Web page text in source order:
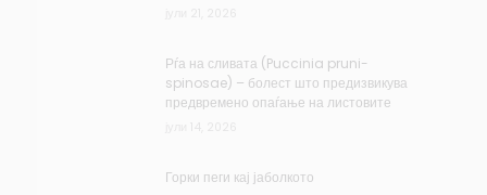
Рѓа на сливата (Puccinia pruni-
spinosae) – болест што предизвикува
предвремено опаѓање на листовите
Горки пеги кај јаболкото